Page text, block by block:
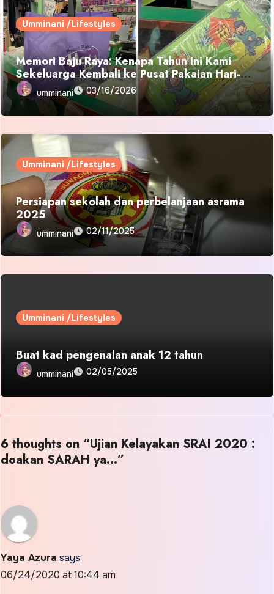
Umminani /Lifestyles
Memori Baju Raya: Kenapa Tahun Ini Kami
Sekeluarga Kembali ke Pusat Pakaian Hari-
Hari?umminani 03/16/2026
Umminani /Lifestyles
Persiapan sekolah dan perbelanjaan asrama
2025
umminani 02/11/2025
Umminani /Lifestyles
Buat kad pengenalan anak 12 tahun
umminani 02/05/2025
6 thoughts on “Ujian Kelayakan SRAI 2020 :
doakan SARAH ya…”
Yaya Azura says:
06/24/2020 at 10:44 am